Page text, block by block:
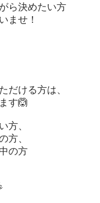
ら決めたい方
ませ！
だける方は、
す🙆
方、
方、
の方